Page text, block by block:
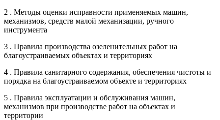
2 . Методы оценки исправности применяемых машин,
механизмов, средств малой механизации, ручного
инструмента
3 . Правила производства озеленительных работ на
благоустраиваемых объектах и территориях
4 . Правила санитарного содержания, обеспечения чистоты и
порядка на благоустраиваемом объекте и территориях
5 . Правила эксплуатации и обслуживания машин,
механизмов при производстве работ на объектах и
территории